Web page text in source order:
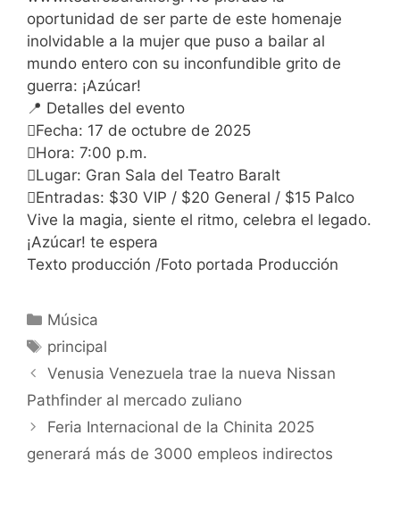
oportunidad de ser parte de este homenaje
inolvidable a la mujer que puso a bailar al
mundo entero con su inconfundible grito de
guerra: ¡Azúcar!
📍 Detalles del evento
Fecha: 17 de octubre de 2025
Hora: 7:00 p.m.
Lugar: Gran Sala del Teatro Baralt
Entradas: $30 VIP / $20 General / $15 Palco
Vive la magia, siente el ritmo, celebra el legado.
¡Azúcar! te espera
Texto producción /Foto portada Producción
Música
principal
Venusia Venezuela trae la nueva Nissan
Pathfinder al mercado zuliano
Feria Internacional de la Chinita 2025
generará más de 3000 empleos indirectos